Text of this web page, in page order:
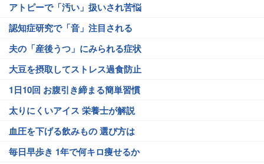
アトピーで「汚い」扱いされ苦悩
認知症研究で「音」注目される
夫の「産後うつ」にみられる症状
大豆を摂取してストレス過食防止
1日10回 お腹引き締まる簡単習慣
太りにくいアイス 栄養士が解説
血圧を下げる飲みもの 選び方は
毎日早歩き 1年で何キロ痩せるか